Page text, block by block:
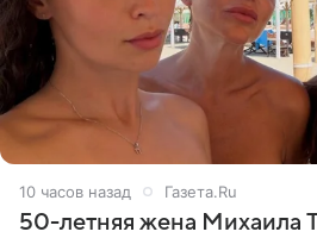
10 часов назад Газета.Ru
50-летняя жена Михаила